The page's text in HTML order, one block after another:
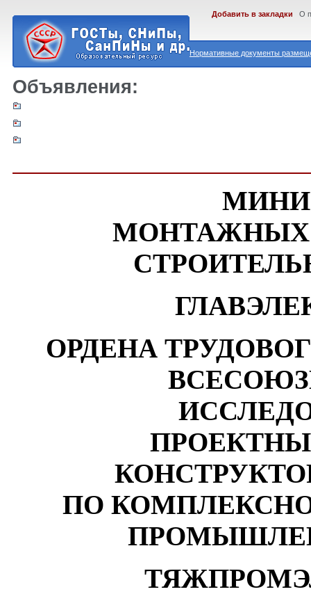
Нормативные документы
Добавить в закладки О
Объявления:
МОНТАЖНЫХ
ОРДЕНА
ПО